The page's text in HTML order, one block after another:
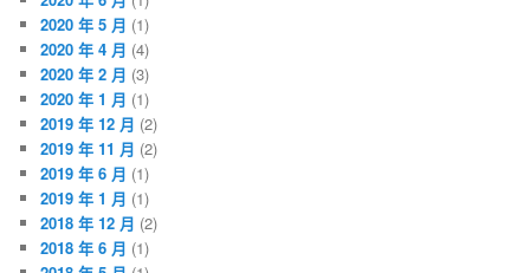
2020 年 5 月 (1)
2020 年 4 月 (4)
2020 年 2 月 (3)
2020 年 1 月 (1)
2019 年 12 月 (2)
2019 年 11 月 (2)
2019 年 6 月 (1)
2019 年 1 月 (1)
2018 年 12 月 (2)
2018 年 6 月 (1)